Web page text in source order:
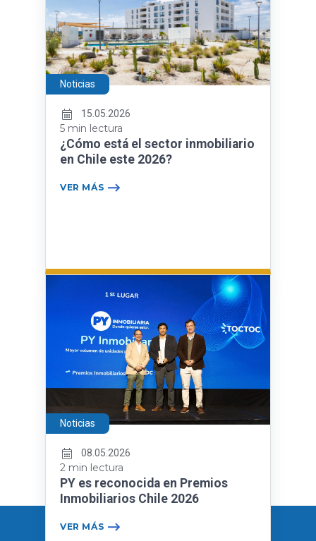
Noticias
15.05.2026
5 min lectura
¿Cómo está el sector inmobiliario
en Chile este 2026?
VER MÁS
Noticias
08.05.2026
2 min lectura
PY es reconocida en Premios
Inmobiliarios Chile 2026
VER MÁS